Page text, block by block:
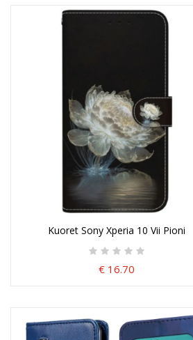
Kuoret Sony Xperia 10 Vii Pioni
€ 16.70